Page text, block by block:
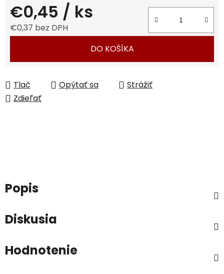
€0,45 / ks
€0,37 bez DPH
DO KOŠÍKA
Tlač Opýtať sa
Strážiť
Zdieľať
Popis
Diskusia
Hodnotenie